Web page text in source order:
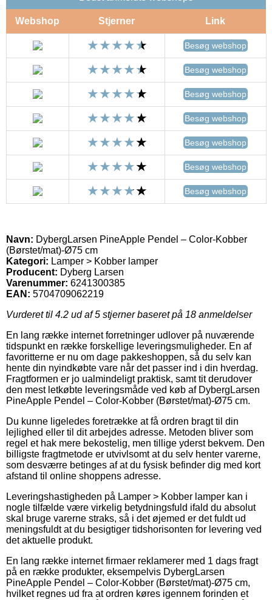
Webshop Stjerner Link
Besøg webshop
Besøg webshop
Besøg webshop
Besøg webshop
Besøg webshop
Besøg webshop
Besøg webshop
Navn: DybergLarsen PineApple Pendel – Color-Kobber
(Børstet/mat)-Ø75 cm
Kategori: Lamper > Kobber lamper
Producent: Dyberg Larsen
Varenummer: 6241300385
EAN: 5704709062219
Vurderet til 4.2 ud af 5 stjerner baseret på 18 anmeldelser
En lang række internet forretninger udlover på nuværende
tidspunkt en række forskellige leveringsmuligheder. En af
favoritterne er nu om dage pakkeshoppen, så du selv kan
hente din nyindkøbte vare når det passer ind i din hverdag.
Fragtformen er jo ualmindeligt praktisk, samt tit derudover
den mest letkøbte leveringsmåde ved køb af DybergLarsen
PineApple Pendel – Color-Kobber (Børstet/mat)-Ø75 cm.
Du kunne ligeledes foretrække at få ordren bragt til din
lejlighed eller til dit arbejdes adresse. Metoden bliver som
regel et hak mere bekostelig, men tillige yderst bekvem. Den
billigste fragtmetode er utvivlsomt at du selv henter varerne,
som desværre betinges af at du fysisk befinder dig med kort
afstand til online shoppens adresse.
Leveringshastigheden på Lamper > Kobber lamper kan i
nogle tilfælde være virkelig betydningsfuld ifald du absolut
skal bruge varerne straks, så i det øjemed er det fuldt ud
meningsfuldt at du besigtiger tidshorisonten for levering ved
det aktuelle produkt.
En lang række internet firmaer reklamerer med 1 dags fragt
på en række produkter, eksempelvis DybergLarsen
PineApple Pendel – Color-Kobber (Børstet/mat)-Ø75 cm,
hvilket regnes ud fra at ordren køres igennem forinden et